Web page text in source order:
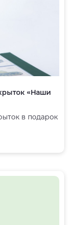
«Наши
в подарок